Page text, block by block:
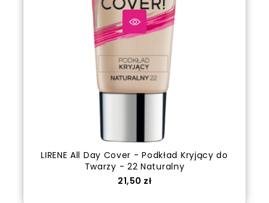
LIRENE All Day Cover - Podkład Kryjący do
Twarzy - 22 Naturalny
Cena
21,50 zł